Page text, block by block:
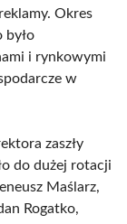
Okres
było
i rynkowymi
w
zaszły
do dużej rotacji
Maślarz,
Rogatko,